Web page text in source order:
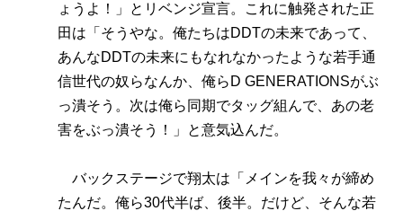
ょうよ！」とリベンジ宣言。これに触発された正
田は「そうやな。俺たちはDDTの未来であって、
あんなDDTの未来にもなれなかったような若手通
信世代の奴らなんか、俺らD GENERATIONSがぶ
っ潰そう。次は俺ら同期でタッグ組んで、あの老
害をぶっ潰そう！」と意気込んだ。
バックステージで翔太は「メインを我々が締め
たんだ。俺ら30代半ば、後半。だけど、そんな若